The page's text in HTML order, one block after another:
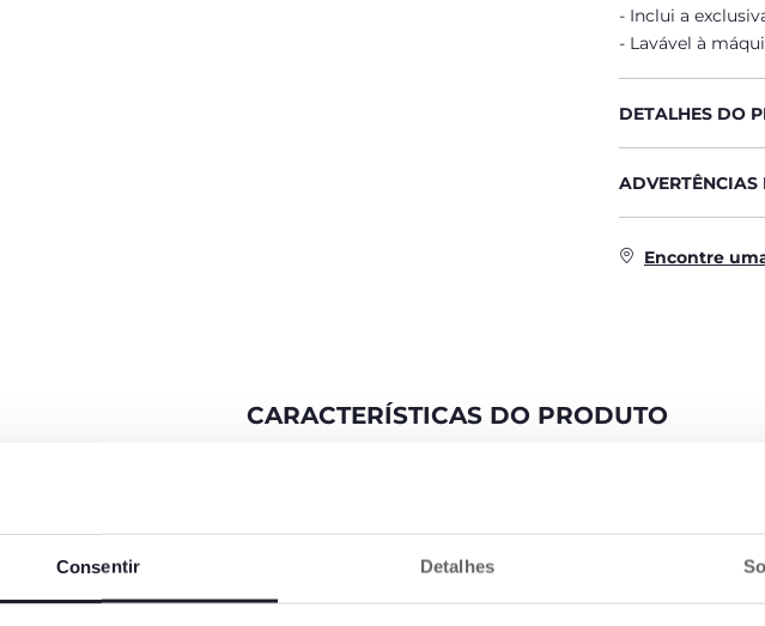
Consentir Detalhes
Inclui a
Lavável à
DETALHES DO
ADVERTÊNCIAS
Encontre
CARACTERÍSTICAS DO PRODUTO